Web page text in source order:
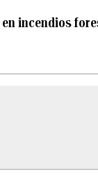
en incendios